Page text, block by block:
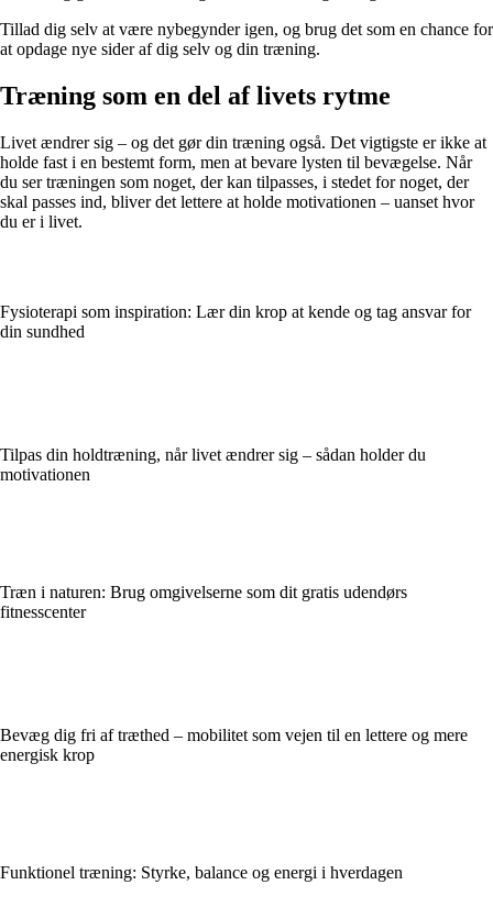
Tillad dig selv at være nybegynder igen, og brug det som en chance for
at opdage nye sider af dig selv og din træning.
Træning som en del af livets rytme
Livet ændrer sig – og det gør din træning også. Det vigtigste er ikke at
holde fast i en bestemt form, men at bevare lysten til bevægelse. Når
du ser træningen som noget, der kan tilpasses, i stedet for noget, der
skal passes ind, bliver det lettere at holde motivationen – uanset hvor
du er i livet.
Fysioterapi som inspiration: Lær din krop at kende og tag ansvar for
din sundhed
Tilpas din holdtræning, når livet ændrer sig – sådan holder du
motivationen
Træn i naturen: Brug omgivelserne som dit gratis udendørs
fitnesscenter
Bevæg dig fri af træthed – mobilitet som vejen til en lettere og mere
energisk krop
Funktionel træning: Styrke, balance og energi i hverdagen